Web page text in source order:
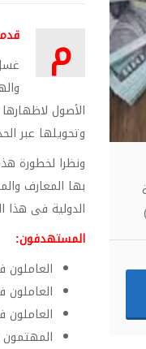
م
الأصول
وتحويلها عبر
ونظرا لخطورة
بها المعارف
الدولية فى هذا
المستهدفون:
العاملون